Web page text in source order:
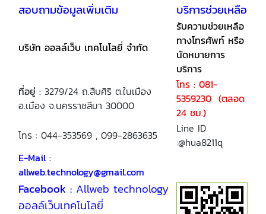
สอบถามข้อมูลเพิ่มเติม บริการช่วยเหลือ
บริษัท ออลล์เว็บ เทคโนโลยี่ จำกัด
รับความช่วยเหลือ
ทางโทรศัพท์ หรือ
นัดหมายการ
บริการ
ที่อยู่ : 3279/24 ถ.สืบศิริ ต.ในเมือง
อ.เมือง จ.นครราชสีมา 30000
โทร : 081-
5359230 (ตลอด
24 ชม.)
โทร : 044-353569 , 099-2863635
Line ID
:@hua8211q
E-Mail :
allweb.technology@gmail.com
Facebook : Allweb technology
ออลล์เว็บเทคโนโลยี่